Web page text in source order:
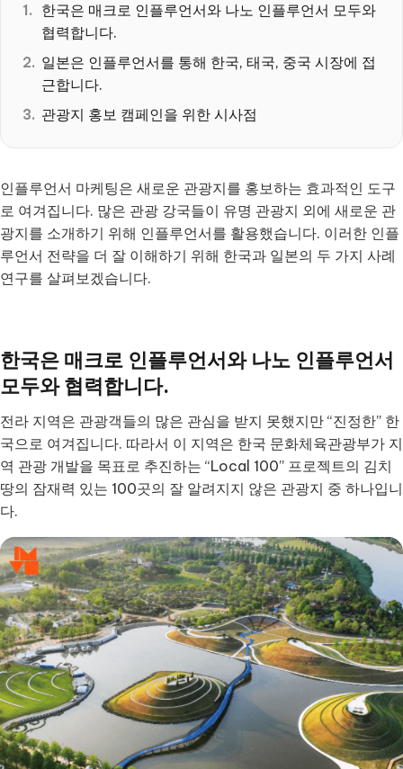
한국은 매크로 인플루언서와 나노 인플루언서 모두와
협력합니다.
일본은 인플루언서를 통해 한국, 태국, 중국 시장에 접
근합니다.
관광지 홍보 캠페인을 위한 시사점
인플루언서 마케팅은 새로운 관광지를 홍보하는 효과적인 도구
로 여겨집니다. 많은 관광 강국들이 유명 관광지 외에 새로운 관
광지를 소개하기 위해 인플루언서를 활용했습니다. 이러한 인플
루언서 전략을 더 잘 이해하기 위해 한국과 일본의 두 가지 사례
연구를 살펴보겠습니다.
한국은 매크로 인플루언서와 나노 인플루언서
모두와 협력합니다.
전라 지역은 관광객들의 많은 관심을 받지 못했지만 “진정한” 한
국으로 여겨집니다. 따라서 이 지역은 한국 문화체육관광부가 지
역 관광 개발을 목표로 추진하는 “Local 100” 프로젝트의 김치
땅의 잠재력 있는 100곳의 잘 알려지지 않은 관광지 중 하나입니
다.